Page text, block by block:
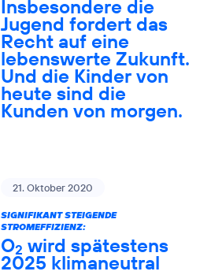
Insbesondere die
Jugend fordert das
Recht auf eine
lebenswerte Zukunft.
Und die Kinder von
heute sind die
Kunden von morgen.
21. Oktober 2020
SIGNIFIKANT STEIGENDE
STROMEFFIZIENZ:
O2 wird spätestens
2025 klimaneutral